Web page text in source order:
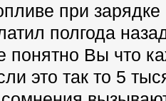
при
полгода
понятно Вы что
это так то 5